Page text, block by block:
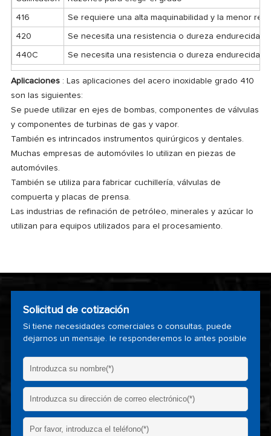
416 Se requiere una alta maquinabilidad y la menor
420 Se necesita una resistencia o dureza endurecida
440C Se necesita una resistencia o dureza endurecida
Aplicaciones: Las aplicaciones del acero inoxidable grado 410
son las siguientes:
Se puede utilizar en ejes de bombas, componentes de válvulas
y componentes de turbinas de gas y vapor.
También es intrincados instrumentos quirúrgicos y dentales.
Muchas empresas de automóviles lo utilizan en piezas de
automóviles.
También se utiliza para fabricar cuchillería, válvulas de
compuerta y placas de prensa.
Las industrias de refinación de petróleo, minerales y azúcar lo
utilizan para equipos utilizados para el procesamiento.
Solicitud de cotización
Si tiene necesidades comerciales o consultas, puede
dejarnos un mensaje. le responderemos lo antes posible